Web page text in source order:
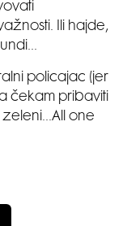
Ili hajde,
policajac (jer
čekam pribaviti
zeleni…All one